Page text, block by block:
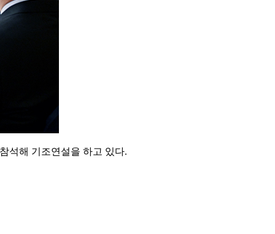
석해 기조연설을 하고 있다.